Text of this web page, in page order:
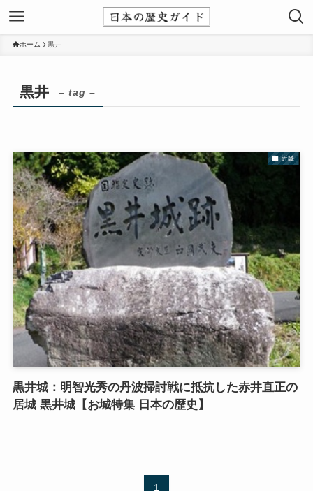
ホーム 黒井
黒井 – tag –
近畿
黒井城：明智光秀の丹波掃討戦に抵抗した赤井直正の
居城 黒井城【お城特集 日本の歴史】
1